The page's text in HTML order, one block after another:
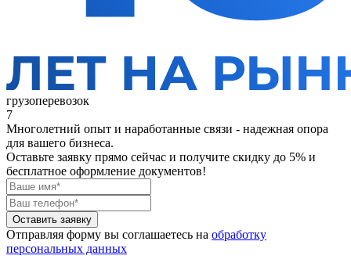
грузоперевозок
7
Многолетний опыт и наработанные связи - надежная опора
для вашего бизнеса.
Оставьте заявку прямо сейчас и получите скидку до 5% и
бесплатное оформление документов!
Оставить заявку
Отправляя форму вы соглашаетесь на обработку
персональных данных